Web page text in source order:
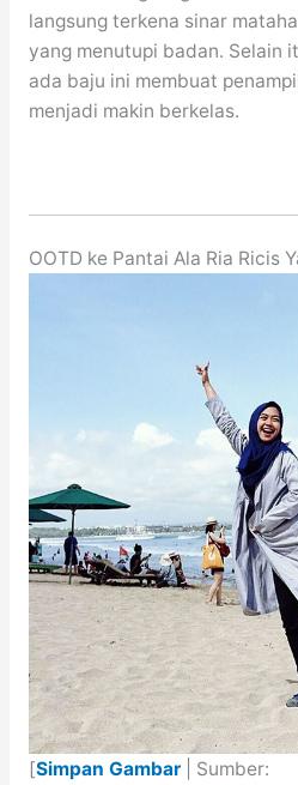
langsung terkena sinar
yang menutupi badan. Selain
ada baju ini membuat
menjadi makin berkelas.
OOTD ke Pantai Ala Ria Ricis
[Simpan Gambar| Sumber: